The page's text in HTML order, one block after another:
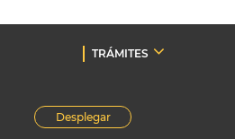
TRÁMITES
Desplegar